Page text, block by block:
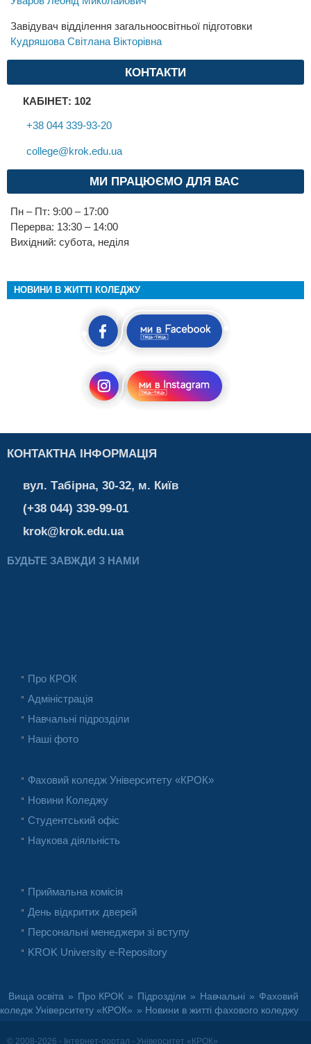
Завідувач відділення загальноосвітньої підготовки
Кудряшова Світлана Вікторівна
КОНТАКТИ
КАБІНЕТ: 102
+38 044 339-93-20
college@krok.edu.ua
МИ ПРАЦЮЄМО ДЛЯ ВАС
Пн – Пт: 9:00 – 17:00
Перерва: 13:30 – 14:00
Вихідний: субота, неділя
НОВИНИ В ЖИТТІ КОЛЕДЖУ
КОНТАКТНА ІНФОРМАЦІЯ
вул. Табірна, 30-32, м. Київ
(+38 044) 339-99-01
krok@krok.edu.ua
БУДЬТЕ ЗАВЖДИ З НАМИ
Про КРОК
Адміністрація
Навчальні підрозділи
Наші фото
Фаховий коледж Університету «КРОК»
Новини Коледжу
Студентський офіс
Наукова діяльність
Приймальна комісія
День відкритих дверей
Персональні менеджери зі вступу
KROK University e-Repository
Вища освіта » Про КРОК » Підрозділи » Навчальні » Фаховий
коледж Університету «КРОК» » Новини в житті фахового коледжу
© 2008-2026 - Інтернет-портал - Університет «КРОК»